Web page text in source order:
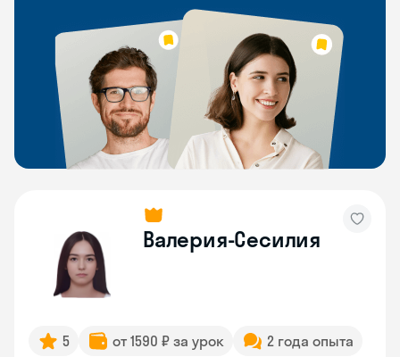
Валерия-Сесилия
5 от 1590 ₽ за урок 2 года опыта